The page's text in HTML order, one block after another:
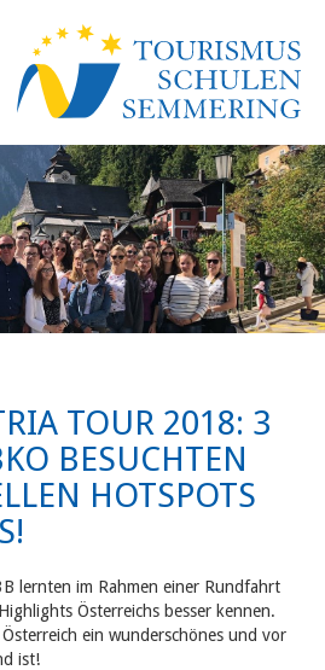
TOUR 2018: 3
BESUCHTEN
HOTSPOTS
lernten im Rahmen einer Rundfahrt
Österreichs besser kennen.
ein wunderschönes und vor
ist!